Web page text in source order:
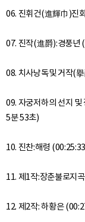
06. 진휘건(進輝巾)진
07. 진작(進爵):경풍년
08. 치사낭독및 거작(
09. 자궁저하의 선지
5분 53초)
10. 진찬:해령
11. 제1작:장춘불로지
12. 제2작: 하황은